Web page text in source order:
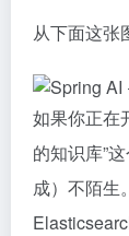
从下面这张
如果你正在
的知识库”
成）不陌生